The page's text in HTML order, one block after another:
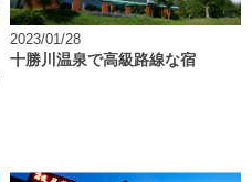
2023/01/28
十勝川温泉で高級路線な宿